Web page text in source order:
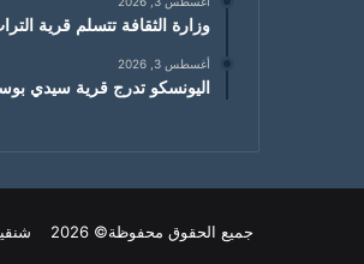
وزارة الثقافة تتسلم قرية
أغسطس 3, 2026
اليونسكو تدرج قرية سيدي
جميع الحقوق محفوظة© 2026 شنقيط نيوز